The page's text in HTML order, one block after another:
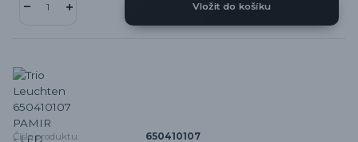
Vložit do košíku
Číslo produktu:
650410107